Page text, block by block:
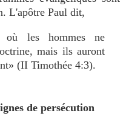
L'apôtre Paul dit,
les hommes ne
mais ils auront
(II Timothée 4:3).
de persécution